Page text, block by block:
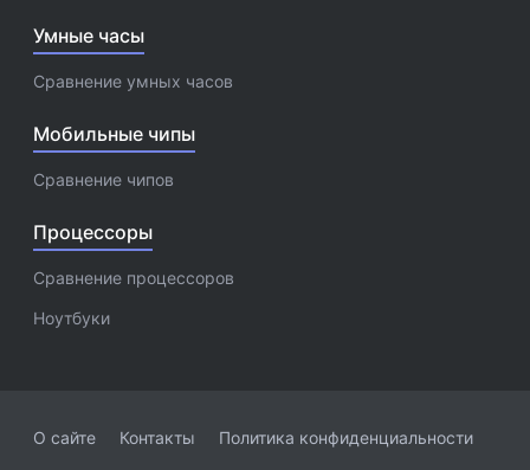
Умные часы
Сравнение умных часов
Мобильные чипы
Сравнение чипов
Процессоры
Сравнение процессоров
Ноутбуки
О сайте Контакты Политика конфиденциальности